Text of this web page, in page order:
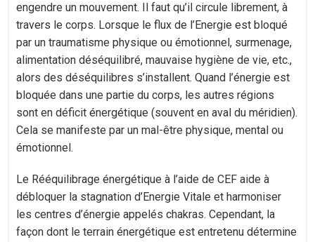
engendre un mouvement. Il faut qu’il circule librement, à
travers le corps. Lorsque le flux de l’Energie est bloqué
par un traumatisme physique ou émotionnel, surmenage,
alimentation déséquilibré, mauvaise hygiène de vie, etc.,
alors des déséquilibres s’installent. Quand l’énergie est
bloquée dans une partie du corps, les autres régions
sont en déficit énergétique (souvent en aval du méridien).
Cela se manifeste par un mal-être physique, mental ou
émotionnel.
Le Rééquilibrage énergétique à l’aide de CEF aide à
débloquer la stagnation d’Energie Vitale et harmoniser
les centres d’énergie appelés chakras. Cependant, la
façon dont le terrain énergétique est entretenu détermine